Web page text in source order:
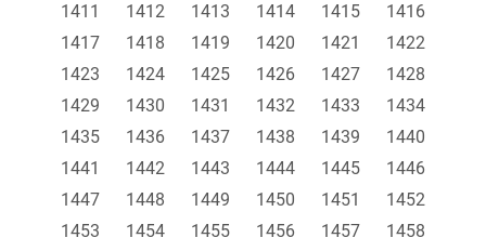
1411
1412 1413 1414 1415
1416
1417
1418 1419 1420 1421
1422
1423
1424 1425 1426 1427
1428
1429
1430 1431 1432 1433
1434
1435
1436 1437 1438 1439
1440
1441
1442 1443 1444 1445
1446
1447
1448 1449 1450 1451
1452
1453
1454 1455 1456 1457
1458